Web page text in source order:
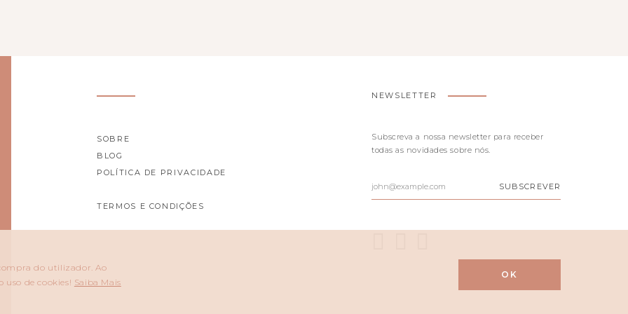
SOBRE
BLOG
POLÍTICA DE PRIVACIDADE
TERMOS E CONDIÇÕES
NEWSLETTER
Subscreva a nossa newsletter para receber
todas as novidades sobre nós.
SEU
E-
SUBSCREVER
327 CREATIVE STUDIO
do utilizador. Ao
uso de cookies! Saiba Mais
OK